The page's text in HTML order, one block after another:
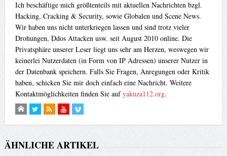
Ich beschäftige mich größtenteils mit aktuellen Nachrichten bzgl.
Hacking, Cracking & Security, sowie Globalen und Scene News.
Wir haben uns nicht unterkriegen lassen und sind trotz vieler
Drohungen, Ddos Attacken usw. seit August 2010 online. Die
Privatsphäre unserer Leser liegt uns sehr am Herzen, weswegen wir
keinerlei Nutzerdaten (in Form von IP Adressen) unserer Nutzer in
der Datenbank speichern. Falls Sie Fragen, Anregungen oder Kritik
haben, schicken Sie mir doch einfach eine Nachricht. Weitere
Kontaktmöglichkeiten finden Sie aufyakuza112.org.
ÄHNLICHE ARTIKEL